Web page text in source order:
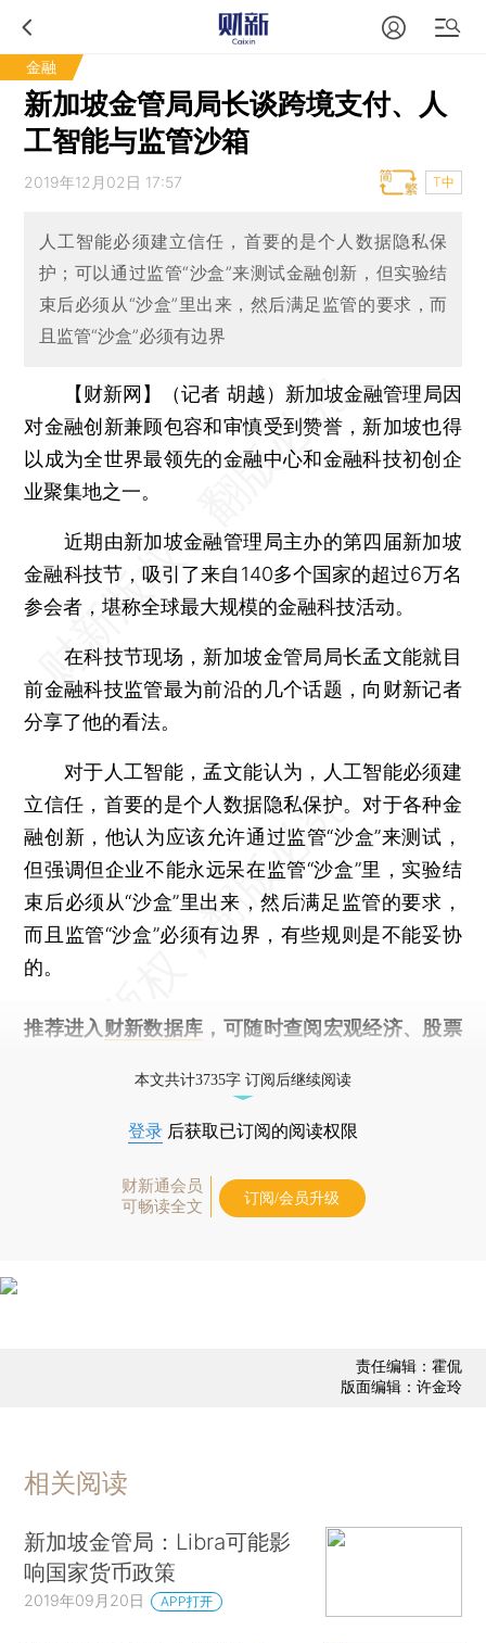
金融
新加坡金管局局长谈跨境支付、人
工智能与监管沙箱
2019年12月02日 17:57 T中
人工智能必须建立信任，首要的是个人数据隐私保
护；可以通过监管“沙盒”来测试金融创新，但实验结
束后必须从“沙盒”里出来，然后满足监管的要求，而
且监管“沙盒”必须有边界
【财新网】（记者 胡越） 新加坡金融管理局因
对金融创新兼顾包容和审慎受到赞誉，新加坡也得
以成为全世界最领先的金融中心和金融科技初创企
业聚集地之一。
近期由新加坡金融管理局主办的第四届新加坡
金融科技节，吸引了来自140多个国家的超过6万名
参会者，堪称全球最大规模的金融科技活动。
在科技节现场，新加坡金管局局长孟文能就目
前金融科技监管最为前沿的几个话题，向财新记者
分享了他的看法。
对于人工智能，孟文能认为，人工智能必须建
立信任，首要的是个人数据隐私保护。对于各种金
融创新，他认为应该允许通过监管“沙盒”来测试，
但强调但企业不能永远呆在监管“沙盒”里，实验结
束后必须从“沙盒”里出来，然后满足监管的要求，
而且监管“沙盒”必须有边界，有些规则是不能妥协
的。
推荐进入 财新数据库 ，可随时查阅宏观经济、股票
本文共计3735字 订阅后继续阅读
登录 后获取已订阅的阅读权限
财新通会员
可畅读全文
订阅/会员升级
责任编辑：霍侃
版面编辑：许金玲
相关阅读
新加坡金管局：Libra可能影
响国家货币政策
2019年09月20日 APP打开